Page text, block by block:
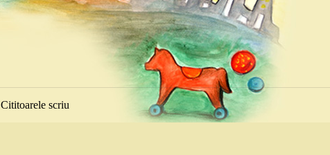
Cititoarele scriu